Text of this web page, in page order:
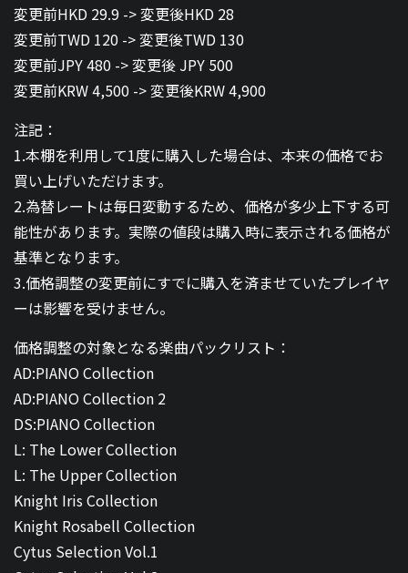
変更前HKD 29.9 -> 変更後HKD 28
変更前TWD 120 -> 変更後TWD 130
変更前JPY 480 -> 変更後 JPY 500
変更前KRW 4,500 -> 変更後KRW 4,900
注記：
1.本棚を利用して1度に購入した場合は、本来の価格でお
買い上げいただけます。
2.為替レートは毎日変動するため、価格が多少上下する可
能性があります。実際の値段は購入時に表示される価格が
基準となります。
3.価格調整の変更前にすでに購入を済ませていたプレイヤ
ーは影響を受けません。
価格調整の対象となる楽曲パックリスト：
AD:PIANO Collection
AD:PIANO Collection 2
DS:PIANO Collection
L: The Lower Collection
L: The Upper Collection
Knight Iris Collection
Knight Rosabell Collection
Cytus Selection Vol.1